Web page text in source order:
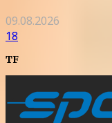
09.08.2026
18
TF